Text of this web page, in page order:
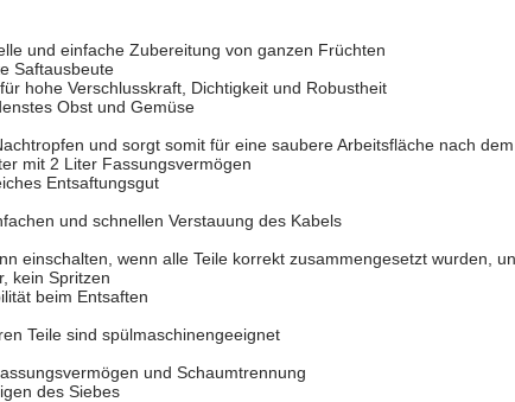
und einfache Zubereitung von ganzen Früchten
Saftausbeute
hohe Verschlusskraft, Dichtigkeit und Robustheit
Obst und Gemüse
und sorgt somit für eine saubere Arbeitsfläche nach
mit 2 Liter Fassungsvermögen
Entsaftungsgut
und schnellen Verstauung des Kabels
einschalten, wenn alle Teile korrekt zusammengesetzt wurden,
kein Spritzen
beim Entsaften
Teile sind spülmaschinengeeignet
und Schaumtrennung
des Siebes